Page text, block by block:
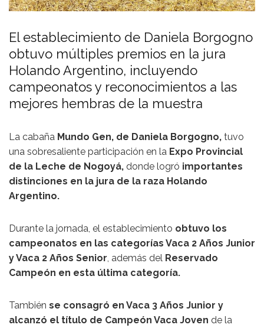
El establecimiento de Daniela Borgogno
obtuvo múltiples premios en la jura
Holando Argentino, incluyendo
campeonatos y reconocimientos a las
mejores hembras de la muestra
La cabaña Mundo Gen, de Daniela Borgogno, tuvo
una sobresaliente participación en la Expo Provincial
de la Leche de Nogoyá, donde logró importantes
distinciones en la jura de la raza Holando
Argentino.
Durante la jornada, el establecimiento obtuvo los
campeonatos en las categorías Vaca 2 Años Junior
y Vaca 2 Años Senior , además del Reservado
Campeón en esta última categoría.
También se consagró en Vaca 3 Años Junior y
alcanzó el título de Campeón Vaca Joven de la